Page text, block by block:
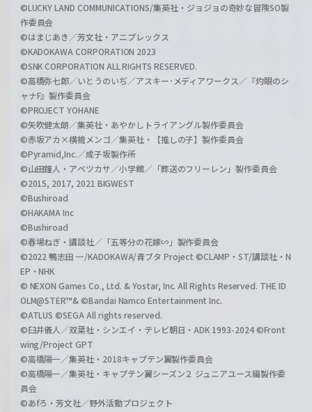
©LUCKY LAND COMMUNICATIONS/集英社・ジョジョの奇妙な冒険SO製
作委員会
©はまじあき／芳文社・アニプレックス
©KADOKAWA CORPORATION 2023
©SNK CORPORATION ALL RIGHTS RESERVED.
©高橋弥七郎／いとうのいぢ／アスキー･メディアワークス／『灼眼のシ
ャナF』製作委員会
©PROJECT YOHANE
©矢吹健太朗／集英社・あやかしトライアングル製作委員会
©赤坂アカ×横槍メンゴ／集英社・【推しの子】製作委員会
©Pyramid,Inc.／成子坂製作所
©山田鐘人・アベツカサ／小学館／「葬送のフリーレン」製作委員会
©2015, 2017, 2021 BIGWEST
©Bushiroad
©HAKAMA Inc
©Bushiroad
©春場ねぎ・講談社／「五等分の花嫁∽」製作委員会
©2022 鴨志田 一/KADOKAWA/青ブタ Project ©CLAMP・ST/講談社・N
EP・NHK
© NEXON Games Co., Ltd. & Yostar, Inc. All Rights Reserved. THE ID
OLM@STER™& ©Bandai Namco Entertainment Inc.
©ATLUS ©SEGA All rights reserved.
©臼井儀人／双葉社・シンエイ・テレビ朝日・ADK 1993-2024 ©Front
wing/Project GPT
©高橋陽一／集英社・2018キャプテン翼製作委員会
©高橋陽一／集英社・キャプテン翼シーズン２ ジュニアユース編製作委
員会
©あfろ・芳文社／野外活動プロジェクト